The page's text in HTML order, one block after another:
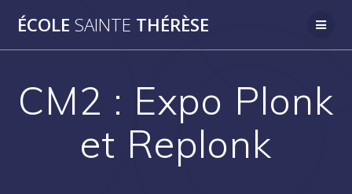
au
ÉCOLE SAINTE THÉRÈSE
CM2 : Expo Plonk
et Replonk